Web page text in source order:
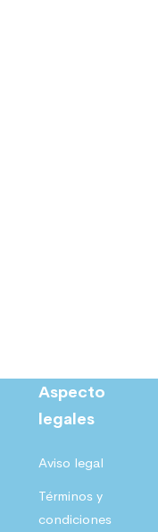
Aspecto
legales
Aviso legal
Términos y
condiciones